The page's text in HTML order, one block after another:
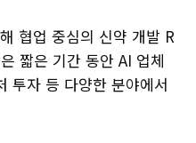
협업 중심의 신약 개발 R
짧은 기간 동안 AI 업체
투자 등 다양한 분야에서